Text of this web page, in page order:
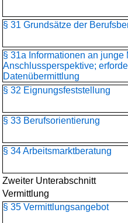
§ 31 Grundsätze der
§ 31a Informationen an junge
Anschlussperspektive;
Datenübermittlung
§ 32 Eignungsfeststellung
§ 33 Berufsorientierung
§ 34 Arbeitsmarktberatung
Zweiter Unterabschnitt
Vermittlung
§ 35 Vermittlungsangebot